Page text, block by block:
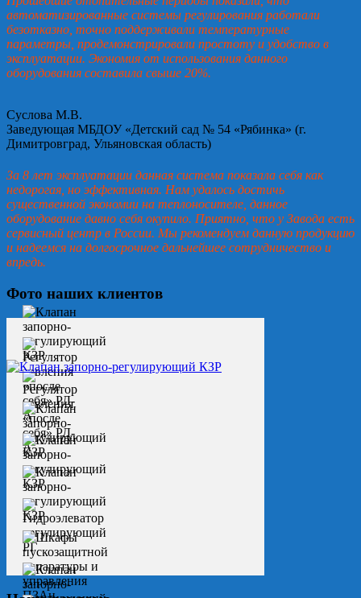
автоматизированные системы регулирования работали
безотказно, точно поддерживали температурные
параметры, продемонстрировали простоту и удобство в
эксплуатации. Экономия от использования данного
оборудования составила свыше 20%.
Суслова М.В.
Заведующая МБДОУ «Детский сад № 54 «Рябинка» (г.
Димитровград, Ульяновская область)
За 8 лет эксплуатации данная система показала себя как
недорогая, но эффективная. Нам удалось достичь
существенной экономии на теплоносителе, данное
оборудование давно себя окупило. Приятно, что у Завода есть
сервисный центр в России. Мы рекомендуем данную продукцию
и надеемся на долгосрочное дальнейшее сотрудничество и
впредь.
Фото наших клиентов